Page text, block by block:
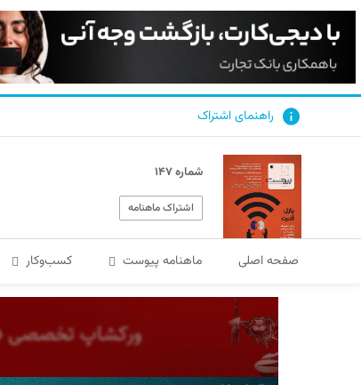
راهنمای اشتراک
شماره ۱۴۷
اشتراک ماهنامه
صفحه اصلی ماهنامه پیوست کسب‌و‌کار